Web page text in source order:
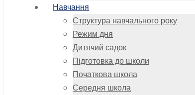
Навчання
Структура навчального року
Режим дня
Дитячий садок
Підготовка до школи
Початкова школа
Середня школа